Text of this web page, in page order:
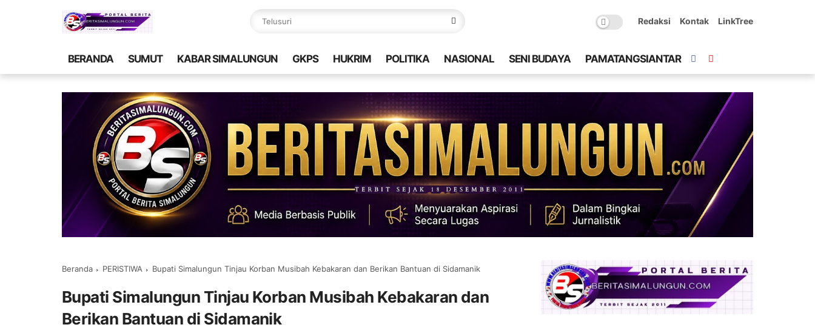
Redaksi Kontak LinkTree
BERANDA SUMUT KABAR SIMALUNGUN GKPS HUKRIM POLITIKA NASIONAL SENI BUDAYA PAMATANGSIANTAR
Beranda PERISTIWA Bupati Simalungun Tinjau Korban Musibah Kebakaran dan Berikan Bantuan di Sidamanik
Bupati Simalungun Tinjau Korban Musibah Kebakaran dan
Berikan Bantuan di Sidamanik